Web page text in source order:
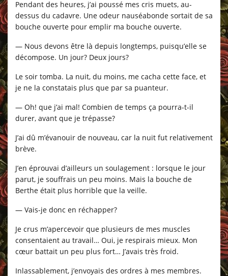
Pendant des heures, j’ai poussé mes cris muets, au-
dessus du cadavre. Une odeur nauséabonde sortait de sa
bouche ouverte pour emplir ma bouche ouverte.
— Nous devons être là depuis longtemps, puisqu’elle se
décompose. Un jour? Deux jours?
Le soir tomba. La nuit, du moins, me cacha cette face, et
je ne la constatais plus que par sa puanteur.
— Oh! que j’ai mal! Combien de temps ça pourra-t-il
durer, avant que je trépasse?
J’ai dû m’évanouir de nouveau, car la nuit fut relativement
brève.
J’en éprouvai d’ailleurs un soulagement : lorsque le jour
parut, je souffrais un peu moins. Mais la bouche de
Berthe était plus horrible que la veille.
— Vais-je donc en réchapper?
Je crus m’apercevoir que plusieurs de mes muscles
consentaient au travail… Oui, je respirais mieux. Mon
cœur battait un peu plus fort… J’avais très froid.
Inlassablement, j’envoyais des ordres à mes membres.